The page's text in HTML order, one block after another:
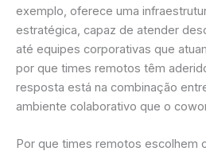
exemplo, oferece uma
estratégica, capaz de atender
até equipes corporativas que
por que times remotos têm
resposta está na combinação
ambiente colaborativo que o
Por que times remotos escolhem